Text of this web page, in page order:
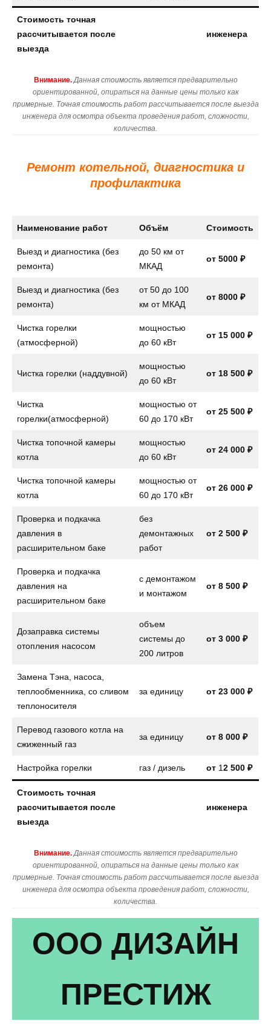
Стоимость точная
рассчитывается после
выезда
инженера
Внимание. Данная стоимость является предварительно
ориентированной, опираться на данные цены только как
примерные. Точная стоимость работ рассчитывается после выезда
инженера для осмотра объекта проведения работ, сложности,
количества.
Ремонт котельной, диагностика и
профилактика
Наименование работ Объём Стоимость
Выезд и диагностика (без
ремонта)
до 50 км от
МКАД
от 5000 ₽
Выезд и диагностика (без
ремонта)
от 50 до 100
км от МКАД
от 8000 ₽
Чистка горелки
(атмосферной)
мощностью
до 60 кВт
от 15 000 ₽
Чистка горелки (наддувной)
мощностью
до 60 кВт
от 18 500 ₽
Чистка
горелки(атмосферной)
мощностью от
60 до 170 кВт
от 25 500 ₽
Чистка топочной камеры
котла
мощностью
до 60 кВт
от 24 000 ₽
Чистка топочной камеры
котла
мощностью от
60 до 170 кВт
от 26 000 ₽
Проверка и подкачка
давления в
расширительном баке
без
демонтажных
работ
от 2 500 ₽
Проверка и подкачка
давления на
расширительном баке
с демонтажом
и монтажом
от 8 500 ₽
Дозаправка системы
отопления насосом
объем
системы до
200 литров
от 3 000 ₽
Замена Тэна, насоса,
теплообменника, со сливом
теплоносителя
за единицу от 23 000 ₽
Перевод газового котла на
сжиженный газ
за единицу от 8 000 ₽
Настройка горелки газ / дизель от 12 500 ₽
Стоимость точная
рассчитывается после
выезда
инженера
Внимание. Данная стоимость является предварительно
ориентированной, опираться на данные цены только как
примерные. Точная стоимость работ рассчитывается после выезда
инженера для осмотра объекта проведения работ, сложности,
количества.
ООО ДИЗАЙН
ПРЕСТИЖ